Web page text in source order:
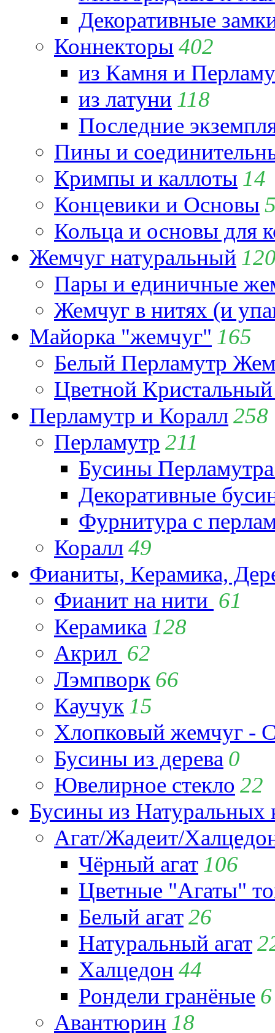
Декоративные
Коннекторы 402
из Камня и
из латуни 118
Последние
Пины и
Кримпы и каллоты 14
Концевики и Основы
Кольца и основы для
Жемчуг натуральный
Пары и единичные
Жемчуг в нитях (и
Майорка "жемчуг" 165
Белый Перламутр
Цветной
Перламутр и Коралл258
Перламутр 211
Бусины
Декоративные
Фурнитура с
Коралл49
Фианиты, Керамика,
Фианит на нити 61
Керамика 128
Акрил 62
Лэмпворк 66
Каучук 15
Хлопковый жемчуг -
Бусины из дерева 0
Ювелирное стекло 22
Бусины из Натуральных
Агат/Жадеит/
Чёрный агат 106
Цветные "Агаты"
Белый агат26
Натуральный агат
Халцедон 44
Рондели гранёные 6
Авантюрин 18